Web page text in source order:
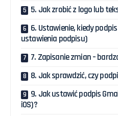
5. Jak zrobić z logo lub
6. Ustawienie, kiedy
ustawienia podpisu)
7. Zapisanie zmian –
8. Jak sprawdzić, czy
9. Jak ustawić podpis
iOS)?